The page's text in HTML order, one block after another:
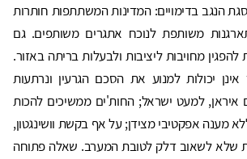
הנגב בדימויים: המדינות המשתתפות חותרות
משותפת לנוכח אתגרים משותפים. גם
מחויבות ליציבות ולבעלות בריתה באזור.
יכולות למנוע את הסכם הגרעין ונרתעות
למעט ישראל; החות'ים ממשיכים להכות
מענה אפקטיבי מצידן; על אף בקשת וושינגטון,
שלא לשאוב דלק לטובת המערב. שאלה פתוחה